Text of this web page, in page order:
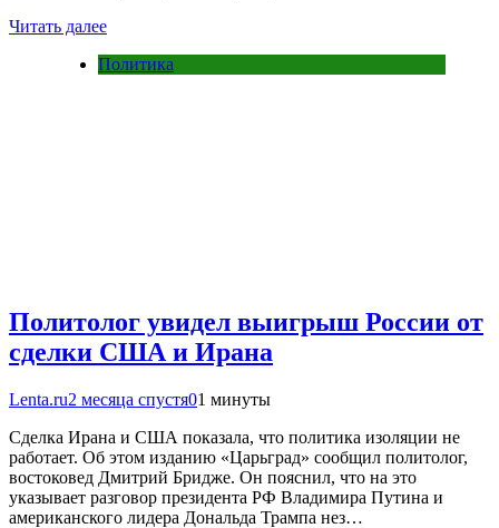
Читать далее
Политика
Политолог увидел выигрыш России от
сделки США и Ирана
Lenta.ru2 месяца спустя01 минуты
Сделка Ирана и США показала, что политика изоляции не
работает. Об этом изданию «Царьград» сообщил политолог,
востоковед Дмитрий Бридже. Он пояснил, что на это
указывает разговор президента РФ Владимира Путина и
американского лидера Дональда Трампа нез…